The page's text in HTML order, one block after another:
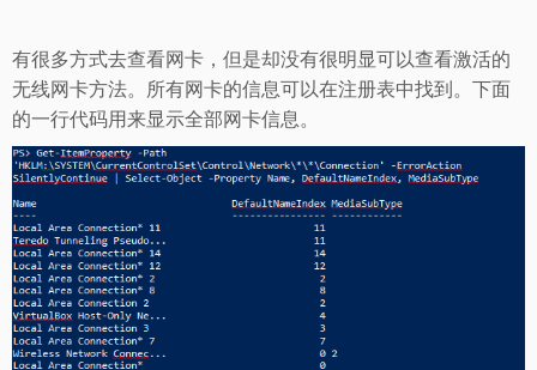
有很多方式去查看网卡，但是却没有很明显可以查看激活的
无线网卡方法。所有网卡的信息可以在注册表中找到。下面
的一行代码用来显示全部网卡信息。